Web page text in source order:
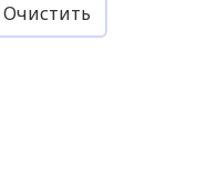
Очистить